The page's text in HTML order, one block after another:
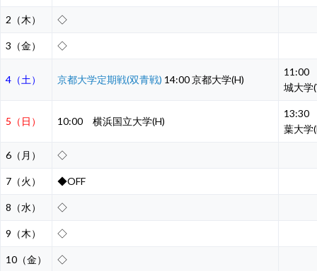
2（木） ◇
3（金） ◇
4（土） 京都大学定期戦(双青戦) 14:00 京都大学(H)
11:00
城大学
5（日） 10:00 横浜国立大学(H)
13:30
葉大学
6（月） ◇
7（火） ◆OFF
8（水） ◇
9（木） ◇
10（金） ◇